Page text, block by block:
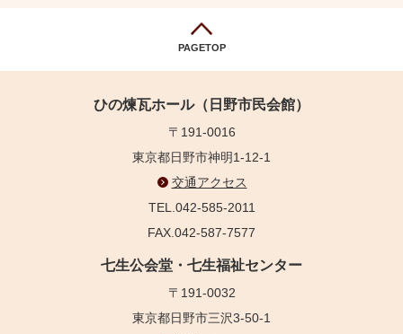
PAGETOP
ひの煉瓦ホール（日野市民会館）
〒191-0016
東京都日野市神明1-12-1
交通アクセス
TEL.042-585-2011
FAX.042-587-7577
七生公会堂・七生福祉センター
〒191-0032
東京都日野市三沢3-50-1